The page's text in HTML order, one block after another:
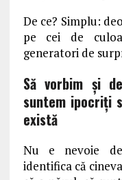
De ce? Simplu:
pe cei de
generatori de
Să vorbim și
suntem ipocriți
există
Nu e nevoie
identifica că